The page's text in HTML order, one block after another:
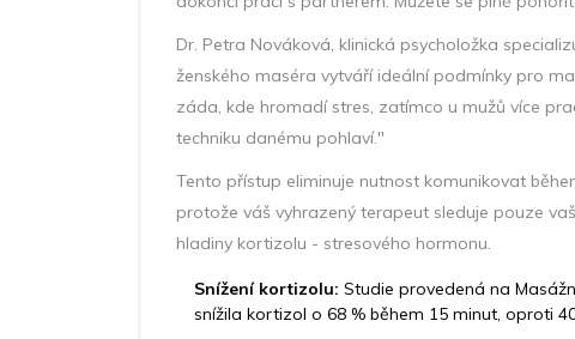
Dr. Petra Nováková, klinická psycholožka
ženského maséra vytváří ideální podmínky pro
záda, kde hromadí stres, zatímco u mužů více
techniku danému pohlaví."
Tento přístup eliminuje nutnost komunikovat
protože váš vyhrazený terapeut sleduje pouze
hladiny kortizolu - stresového hormonu.
Snížení kortizolu: Studie provedená na
snížila kortizol o 68 % během 15 minut, oproti